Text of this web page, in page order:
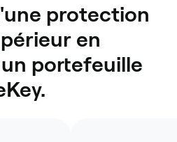
protection
en
portefeuille